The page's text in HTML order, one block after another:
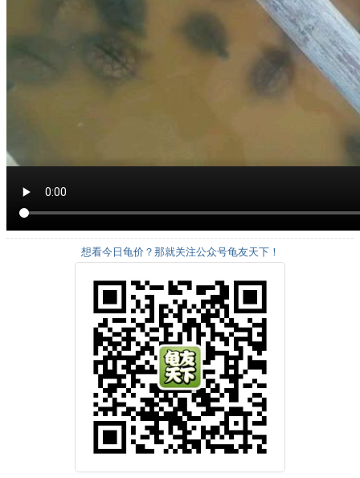
想看今日龟价？那就关注公众号龟友天下！